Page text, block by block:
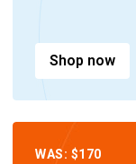
Shop now
WAS: $170